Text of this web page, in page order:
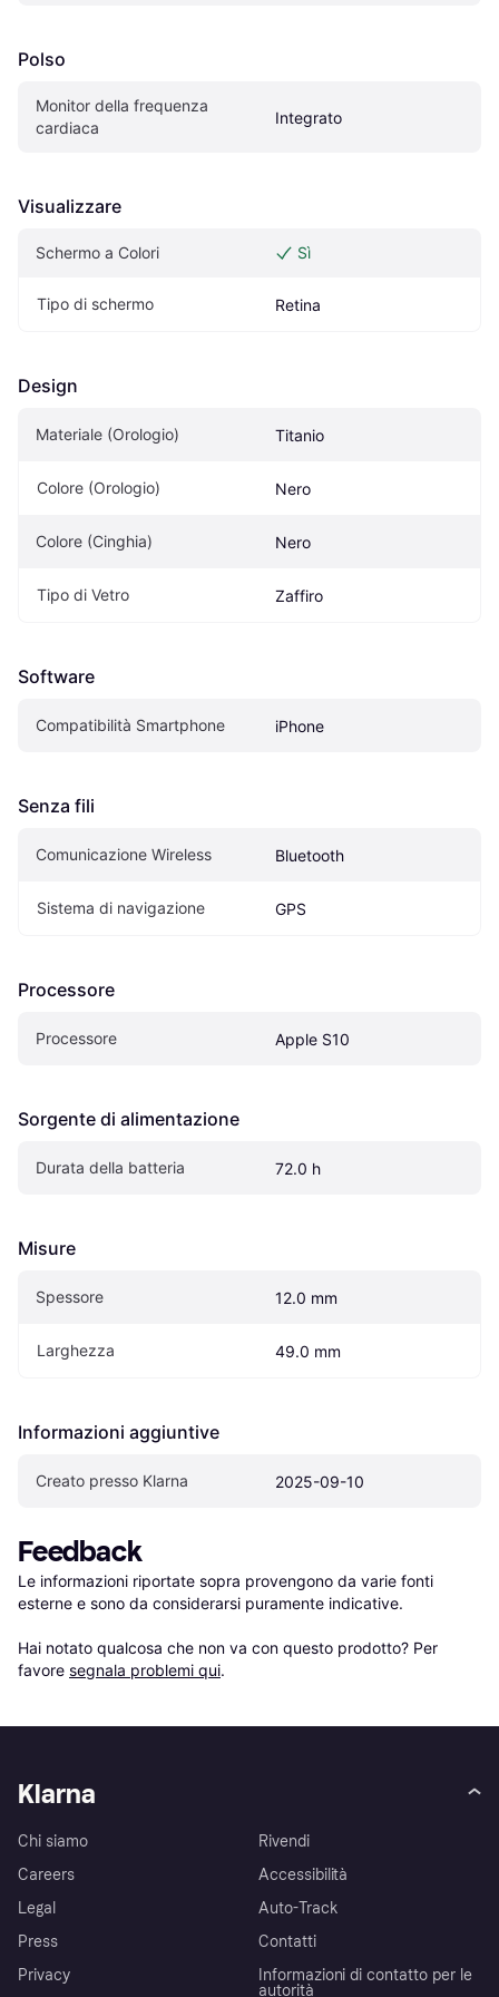
Polso
Monitor della frequenza
cardiaca
Integrato
Visualizzare
Schermo a Colori Sì
Tipo di schermo Retina
Design
Materiale (Orologio) Titanio
Colore (Orologio) Nero
Colore (Cinghia) Nero
Tipo di Vetro Zaffiro
Software
Compatibilità Smartphone iPhone
Senza fili
Comunicazione Wireless Bluetooth
Sistema di navigazione GPS
Processore
Processore Apple S10
Sorgente di alimentazione
Durata della batteria 72.0 h
Misure
Spessore 12.0 mm
Larghezza 49.0 mm
Informazioni aggiuntive
Creato presso Klarna 2025-09-10
Feedback
Le informazioni riportate sopra provengono da varie fonti
esterne e sono da considerarsi puramente indicative.
Hai notato qualcosa che non va con questo prodotto? Per
favore segnala problemi qui.
Klarna
Chi siamo
Careers
Legal
Press
Privacy
Rivendi
Accessibilità
Auto-Track
Contatti
Informazioni di contatto per le
autorità